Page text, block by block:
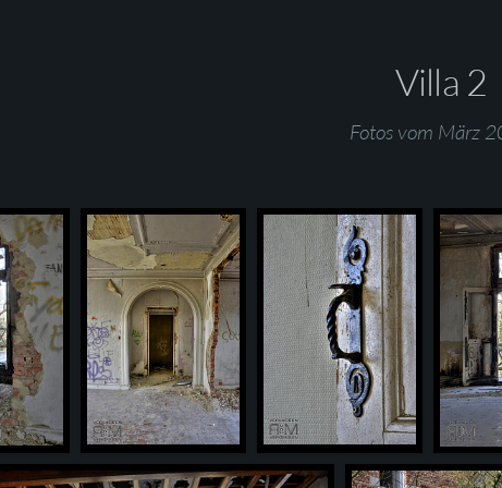
Villa 2
Fotos vom März